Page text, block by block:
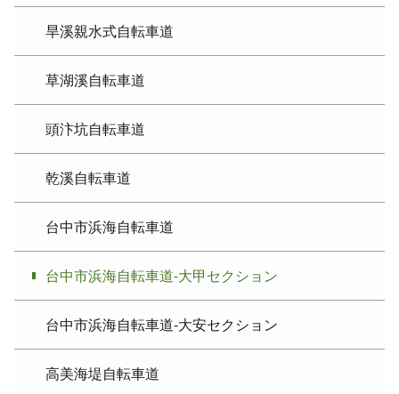
旱溪親水式自転車道
草湖溪自転車道
頭汴坑自転車道
乾溪自転車道
台中市浜海自転車道
台中市浜海自転車道-大甲セクション
台中市浜海自転車道-大安セクション
高美海堤自転車道